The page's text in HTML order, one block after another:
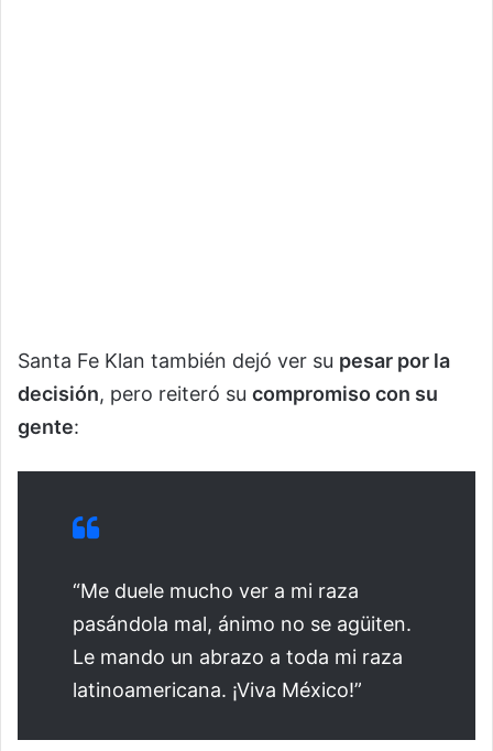
Santa Fe Klan también dejó ver su pesar por la
decisión, pero reiteró su compromiso con su
gente:
“Me duele mucho ver a mi raza
pasándola mal, ánimo no se agüiten.
Le mando un abrazo a toda mi raza
latinoamericana. ¡Viva México!”